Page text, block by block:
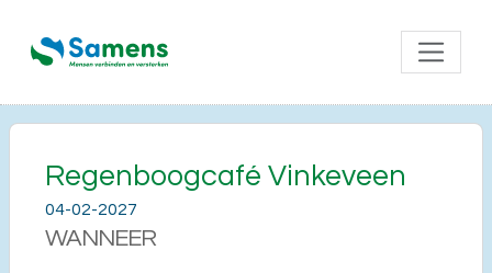
Regenboogcafé Vinkeveen
04-02-2027
WANNEER